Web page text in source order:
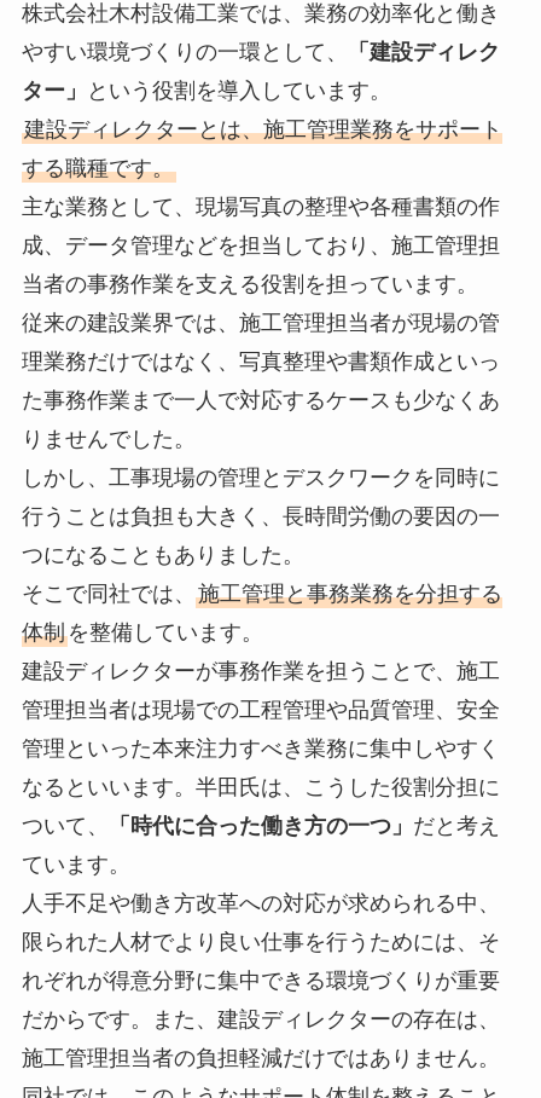
株式会社木村設備工業では、業務の効率化と働き
やすい環境づくりの一環として、
「建設ディレク
ター」
という役割を導入しています。
建設ディレクターとは、施工管理業務をサポート
する職種です。
主な業務として、現場写真の整理や各種書類の作
成、データ管理などを担当しており、施工管理担
当者の事務作業を支える役割を担っています。
従来の建設業界では、施工管理担当者が現場の管
理業務だけではなく、写真整理や書類作成といっ
た事務作業まで一人で対応するケースも少なくあ
りませんでした。
しかし、工事現場の管理とデスクワークを同時に
行うことは負担も大きく、長時間労働の要因の一
つになることもありました。
そこで同社では、 施工管理と事務業務を分担する
体制を整備しています。
建設ディレクターが事務作業を担うことで、施工
管理担当者は現場での工程管理や品質管理、安全
管理といった本来注力すべき業務に集中しやすく
なるといいます。半田氏は、こうした役割分担に
ついて、
「時代に合った働き方の一つ」 だと考え
ています。
人手不足や働き方改革への対応が求められる中、
限られた人材でより良い仕事を行うためには、そ
れぞれが得意分野に集中できる環境づくりが重要
だからです。また、建設ディレクターの存在は、
施工管理担当者の負担軽減だけではありません。